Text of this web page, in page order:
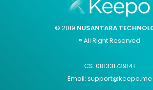
© 2019 NUSANTARA
® All Right Reserved
CS: 081331729141
Email: support@keepo.me